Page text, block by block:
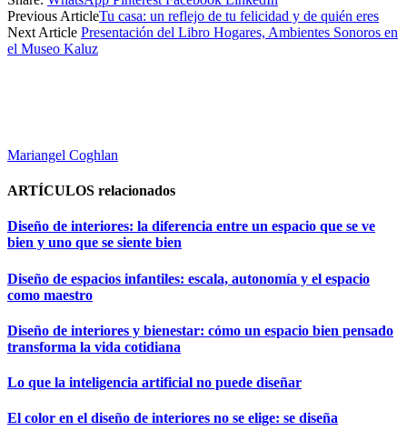
Previous ArticleTu casa: un reflejo de tu felicidad y de quién eres
Next Article Presentación del Libro Hogares, Ambientes Sonoros en
el Museo Kaluz
Mariangel Coghlan
ARTÍCULOS relacionados
Diseño de interiores: la diferencia entre un espacio que se ve
bien y uno que se siente bien
Diseño de espacios infantiles: escala, autonomía y el espacio
como maestro
Diseño de interiores y bienestar: cómo un espacio bien pensado
transforma la vida cotidiana
Lo que la inteligencia artificial no puede diseñar
El color en el diseño de interiores no se elige: se diseña